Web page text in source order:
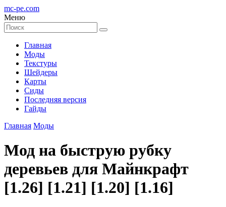
mc-pe.com
Меню
Главная
Моды
Текстуры
Шейдеры
Карты
Сиды
Последняя версия
Гайды
Главная Моды
Мод на быструю рубку
деревьев для Майнкрафт
[1.26] [1.21] [1.20] [1.16]